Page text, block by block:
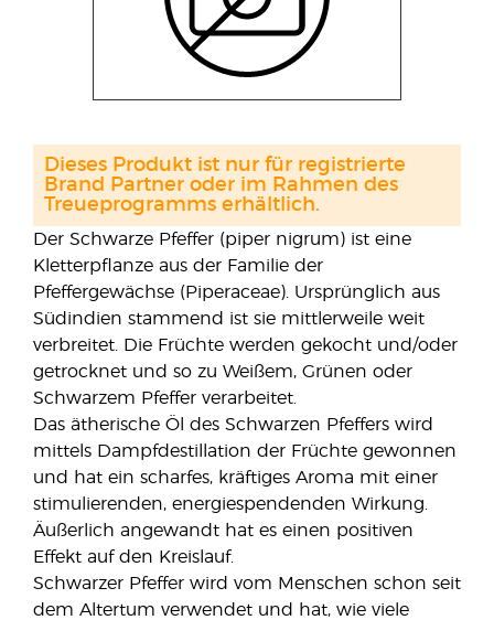
Der Schwarze Pfeffer (piper nigrum) ist eine
Kletterpflanze aus der Familie der
Pfeffergewächse (Piperaceae). Ursprünglich aus
Südindien stammend ist sie mittlerweile weit
verbreitet. Die Früchte werden gekocht und/oder
getrocknet und so zu Weißem, Grünen oder
Schwarzem Pfeffer verarbeitet.
Das ätherische Öl des Schwarzen Pfeffers wird
mittels Dampfdestillation der Früchte gewonnen
und hat ein scharfes, kräftiges Aroma mit einer
stimulierenden, energiespendenden Wirkung.
Äußerlich angewandt hat es einen positiven
Effekt auf den Kreislauf.
Schwarzer Pfeffer wird vom Menschen schon seit
dem Altertum verwendet und hat, wie viele
Dieses Produkt ist nur für registrierte
Brand Partner oder im Rahmen des
Treueprogramms erhältlich.